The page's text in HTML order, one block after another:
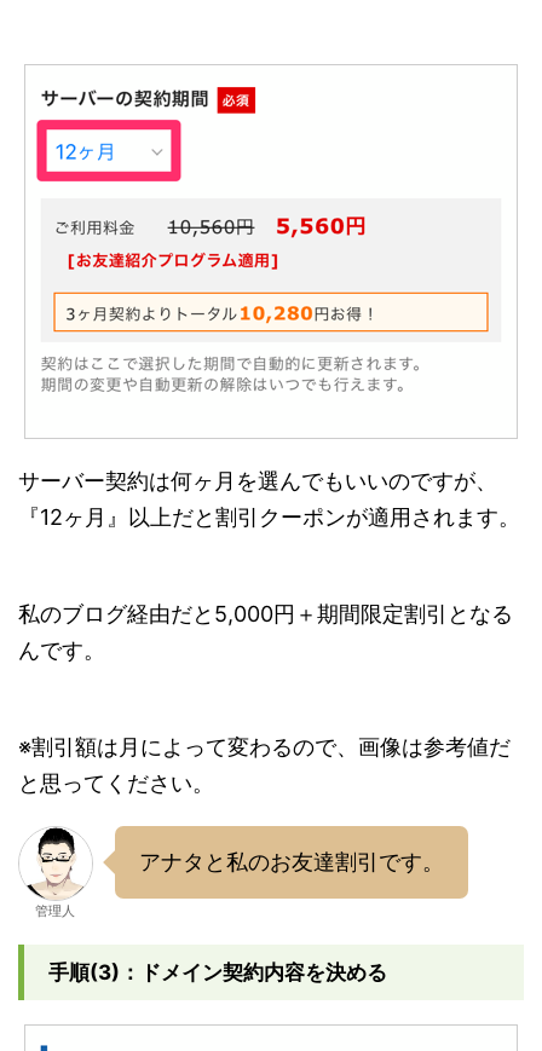
サーバー契約は何ヶ月を選んでもいいのですが、
『12ヶ月』以上だと割引クーポンが適用されます。
私のブログ経由だと5,000円＋期間限定割引となる
んです。
※割引額は月によって変わるので、画像は参考値だ
と思ってください。
管理人
アナタと私のお友達割引です。
手順(3)：ドメイン契約内容を決める